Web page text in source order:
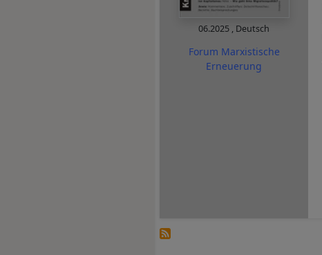
06.2025 , Deutsch
Forum Marxistische
Erneuerung